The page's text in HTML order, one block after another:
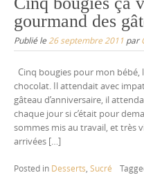
gourmand des
Publié le26 septembre 2011 par
Cinq bougies pour mon bébé,
chocolat. Il attendait avec
gâteau d’anniversaire, il
chaque jour si c’était pour
sommes mis au travail, et très
arrivées […]
Posted in Desserts, Sucré